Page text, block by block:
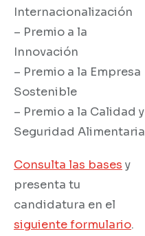
Internacionalización
– Premio a la
Innovación
– Premio a la Empresa
Sostenible
– Premio a la Calidad y
Seguridad Alimentaria
Consulta las bases y
presenta tu
candidatura en el
siguiente formulario.